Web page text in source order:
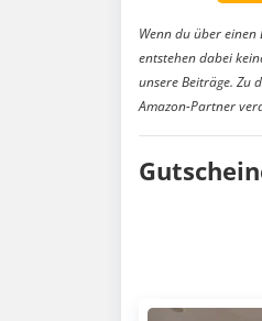
Wenn du über
entstehen dabei
unsere Beiträge. Zu
Amazon-Partner